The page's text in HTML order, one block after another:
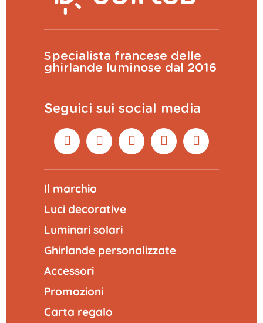
Specialista francese delle
ghirlande luminose dal 2016
Seguici sui social media
Il marchio
Luci decorative
Luminari solari
Ghirlande personalizzate
Accessori
Promozioni
Carta regalo